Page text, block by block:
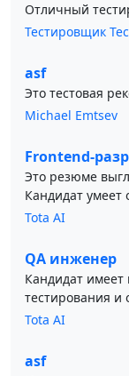
Отличный
Тестировщик
asf
Это тестовая
Michael Emtsev
Frontend-
Это резюме
Кандидат умеет
Tota AI
QA инженер
Кандидат имеет
тестирования и
Tota AI
asf